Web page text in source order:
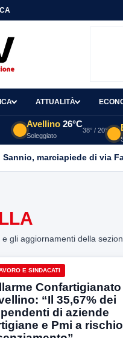
ATTUALITÀ
Avellino 26°C
Soleggiato
38° / 20°
Sannio, marciapiede di via
gli aggiornamenti della
E SINDACATI
Confartigianato
“Il 35,67% dei
di aziende
e Pmi a rischio